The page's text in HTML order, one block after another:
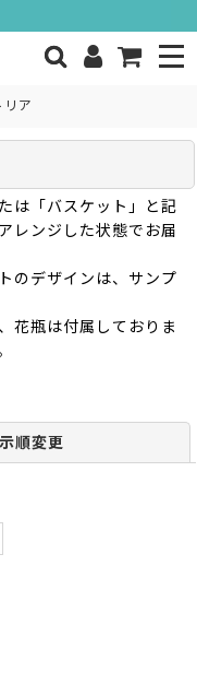
リア
は「バスケット」と記
レンジした状態でお届
のデザインは、サンプ
花瓶は付属しておりま
順変更